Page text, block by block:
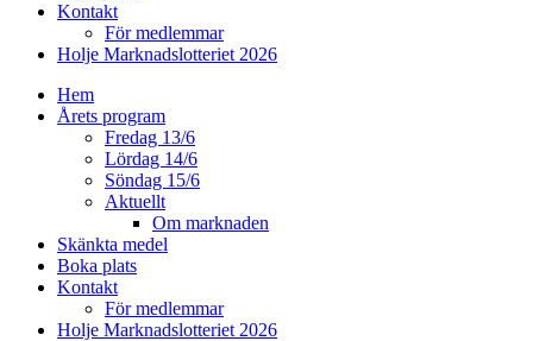
Kontakt
För medlemmar
Holje Marknadslotteriet 2026
Hem
Årets program
Fredag 13/6
Lördag 14/6
Söndag 15/6
Aktuellt
Om marknaden
Skänkta medel
Boka plats
Kontakt
För medlemmar
Holje Marknadslotteriet 2026